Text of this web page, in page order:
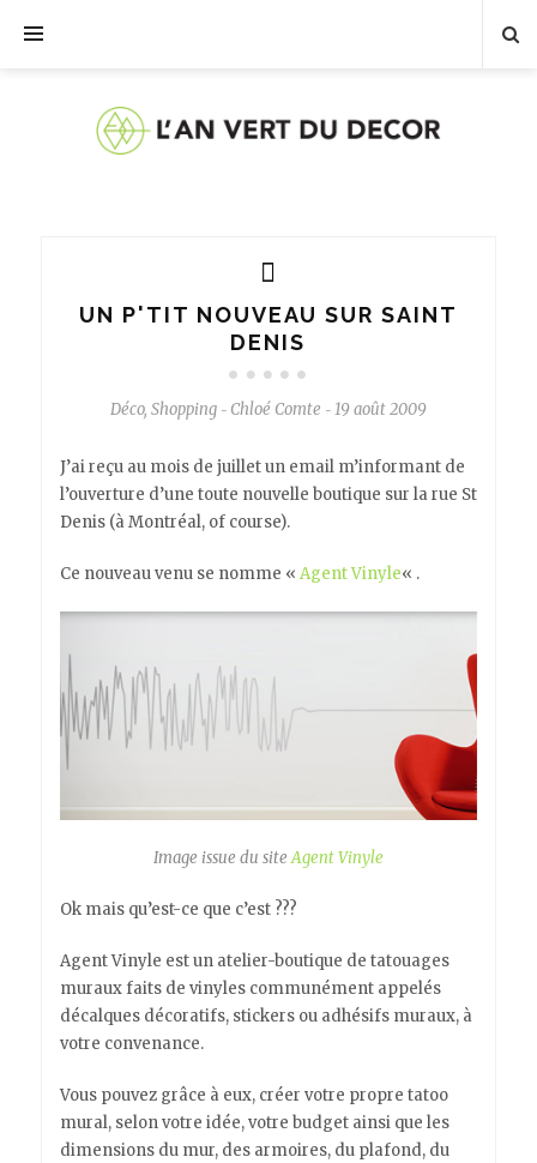
UN P'TIT NOUVEAU SUR SAINT
DENIS
Déco, Shopping - Chloé Comte - 19 août 2009
J’ai reçu au mois de juillet un email m’informant de
l’ouverture d’une toute nouvelle boutique sur la rue St
Denis (à Montréal, of course).
Ce nouveau venu se nomme « Agent Vinyle« .
Image issue du siteAgent Vinyle
Ok mais qu’est-ce que c’est ???
Agent Vinyle est un atelier-boutique de tatouages
muraux faits de vinyles communément appelés
décalques décoratifs, stickers ou adhésifs muraux, à
votre convenance.
Vous pouvez grâce à eux, créer votre propre tatoo
mural, selon votre idée, votre budget ainsi que les
dimensions du mur, des armoires, du plafond, du